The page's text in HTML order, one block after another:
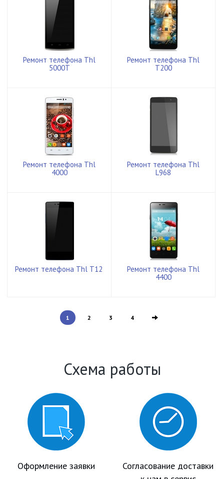
Ремонт телефона Thl
5000T
Ремонт телефона Thl
T200
Ремонт телефона Thl
4000
Ремонт телефона Thl
L968
Ремонт телефона Thl T12
Ремонт телефона Thl
4400
1 2 3 4
Схема работы
Оформление заявки
Согласование доставки